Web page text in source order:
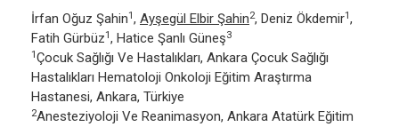
İrfan Oğuz Şahin1, Ayşegül Elbir Şahin2, Deniz Ökdemir1,
Fatih Gürbüz1, Hatice Şanlı Güneş3
1Çocuk Sağlığı Ve Hastalıkları, Ankara Çocuk Sağlığı
Hastalıkları Hematoloji Onkoloji Eğitim Araştırma
Hastanesi, Ankara, Türkiye
2Anesteziyoloji Ve Reanimasyon, Ankara Atatürk Eğitim